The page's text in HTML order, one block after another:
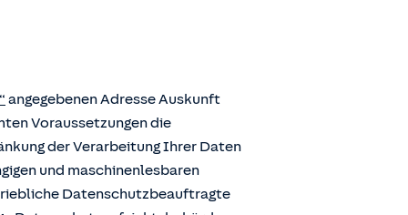
angegebenen Adresse Auskunft
Voraussetzungen die
der Verarbeitung Ihrer Daten
und maschinenlesbaren
Datenschutzbeauftragte